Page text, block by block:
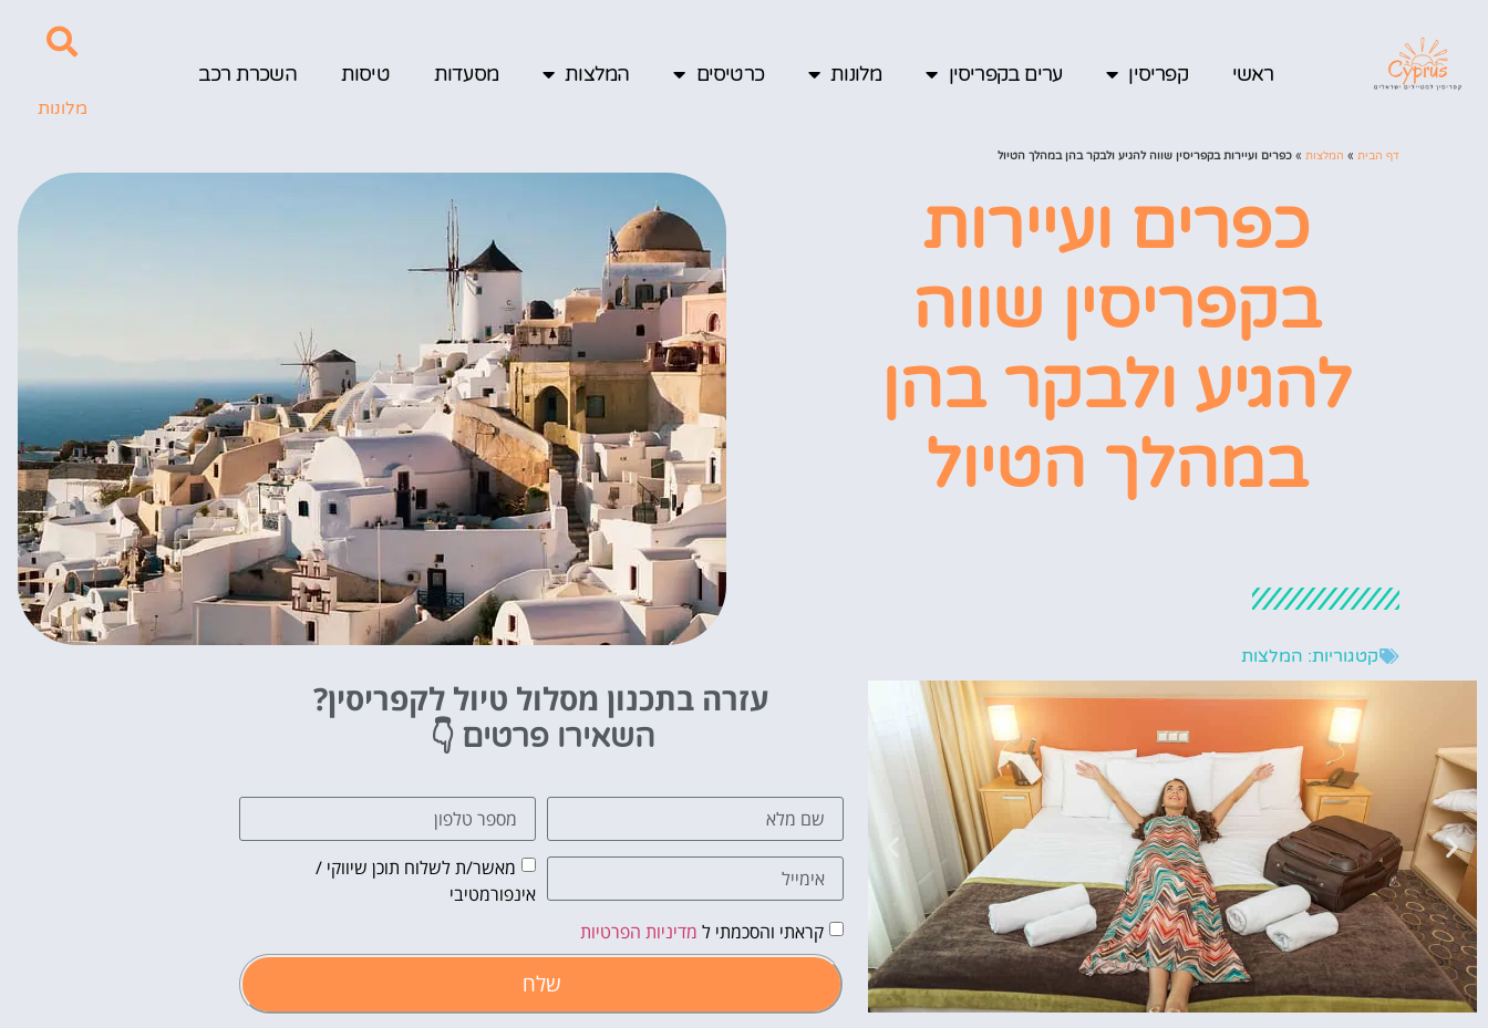
ראשי קפריסין ערים בקפריסין מלונות כרטיסים המלצות מסעדות טיסות השכרת רכב
מלונות
דף הבית » המלצות » כפרים ועיירות בקפריסין שווה להגיע ולבקר בהן במהלך הטיול
כפרים ועיירות
בקפריסין שווה
להגיע ולבקר בהן
במהלך הטיול
קטגוריות: המלצות
עזרה בתכנון מסלול טיול לקפריסין?
השאירו פרטים 👇
מאשר/ת לשלוח תוכן שיווקי /
אינפורמטיבי
קראתי והסכמתי ל מדיניות הפרטיות
שלח